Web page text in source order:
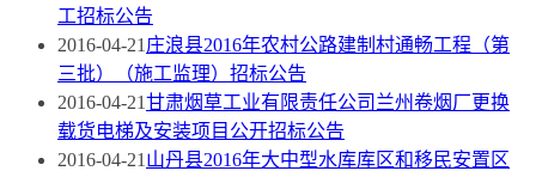
工招标公告
2016-04-21庄浪县2016年农村公路建制村通畅工程（第
三批）（施工监理）招标公告
2016-04-21甘肃烟草工业有限责任公司兰州卷烟厂更换
载货电梯及安装项目公开招标公告
2016-04-21山丹县2016年大中型水库库区和移民安置区